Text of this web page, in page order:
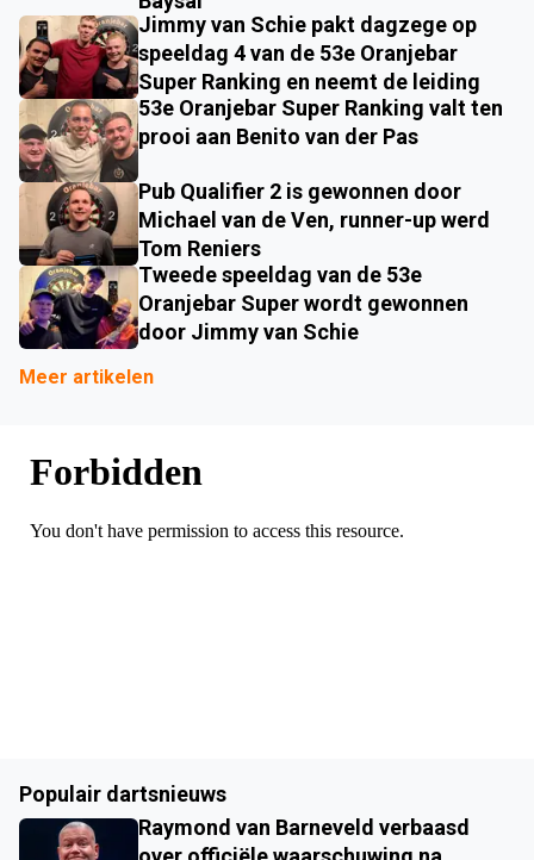
Jimmy van Schie pakt dagzege op
speeldag 4 van de 53e Oranjebar
Super Ranking en neemt de leiding
53e Oranjebar Super Ranking valt ten
prooi aan Benito van der Pas
Pub Qualifier 2 is gewonnen door
Michael van de Ven, runner-up werd
Tom Reniers
Tweede speeldag van de 53e
Oranjebar Super wordt gewonnen
door Jimmy van Schie
Meer artikelen
Populair dartsnieuws
Raymond van Barneveld verbaasd